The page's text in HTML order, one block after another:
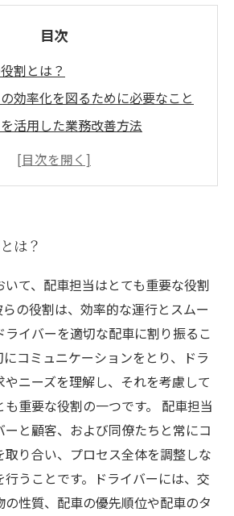
目次
割とは？
効率化を図るために必要なこと
活用した業務改善方法
とのコミュニケーションの重要性
は？
いて、配車担当はとても重要な役割
の役割は、効率的な運行とスムー
イバーを適切な配車に割り振るこ
コミュニケーションをとり、ドラ
ニーズを理解し、それを考慮して
重要な役割の一つです。 配車担当
と顧客、および同僚たちと常にコ
取り合い、プロセス全体を調整しな
うことです。ドライバーには、交
性質、配車の優先順位や配車のタ